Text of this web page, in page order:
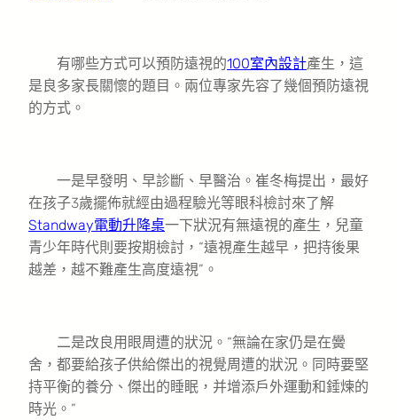
有哪些方式可以預防遠視的100室內設計產生，這
是良多家長關懷的題目。兩位專家先容了幾個預防遠視
的方式。
一是早發明、早診斷、早醫治。崔冬梅提出，最好
在孩子3歲擺佈就經由過程驗光等眼科檢討來了解
Standway電動升降桌一下狀況有無遠視的產生，兒童
青少年時代則要按期檢討，“遠視產生越早，把持後果
越差，越不難產生高度遠視”。
二是改良用眼周遭的狀況。“無論在家仍是在黌
舍，都要給孩子供給傑出的視覺周遭的狀況。同時要堅
持平衡的養分、傑出的睡眠，并增添戶外運動和錘煉的
時光。”